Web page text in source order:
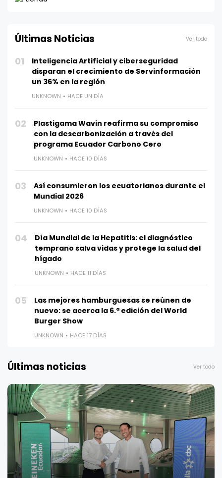
Últimas Noticias Ver todo
01
Inteligencia Artificial y ciberseguridad
disparan el crecimiento de Servinformación
un 36% en la región
UNKNOWN HACE UN DÍA
02
Plastigama Wavin reafirma su compromiso
con la descarbonización a través del
programa Ecuador Carbono Cero
UNKNOWN HACE 10 DÍAS
03
Así consumieron los ecuatorianos durante el
Mundial 2026
UNKNOWN HACE 10 DÍAS
04
Día Mundial de la Hepatitis: el diagnóstico
temprano salva vidas y protege la salud del
hígado
UNKNOWN HACE 11 DÍAS
05
Las mejores hamburguesas se reúnen de
nuevo: se acerca la 6.ª edición del World
Burger Show
UNKNOWN HACE 17 DÍAS
Últimas noticias Ver todo